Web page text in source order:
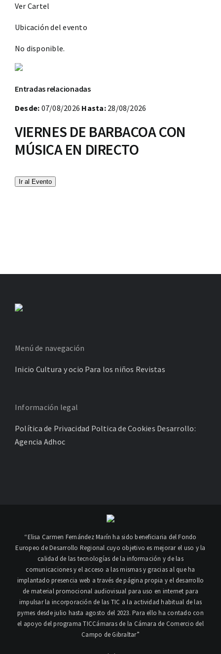
Ver Cartel
Ubicación del evento
No disponible.
Entradas relacionadas
Desde: 07/08/2026 Hasta:28/08/2026
VIERNES DE BARBACOA CON
MÚSICA EN DIRECTO
Ir al Evento
Menú de navegación
Inicio Cultura y ocio Para los niños Revistas
Información legal
Política de Privacidad Poltica de Cookies Desarrollo:
Agencia Adhoc
“Elisa Carmen Fernández Marín ha sido beneficiaria del Fondo
Europeo de Desarrollo Regional cuyo objetivo es mejorar el uso y la
calidad de las tecnologías de la información y de las
comunicaciones y el acceso a las mismas y gracias al que ha
implantado presencia web a través de página propia y el desarrollo
de material promocional audiovisual para uso en internet para
impulsar la incorporación de las TIC a la actividad habitual de las
pymes desde julio hasta agosto del 2023. Para ello ha contado con
el apoyo del programa TICCámaras de la Cámara de Comercio del
Campo de Gibraltar”